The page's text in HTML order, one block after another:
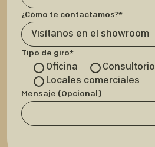
¿Cómo te contactamos?*
Tipo de giro*
Oficina
Consultorio
Locales comerciales
Mensaje (Opcional)